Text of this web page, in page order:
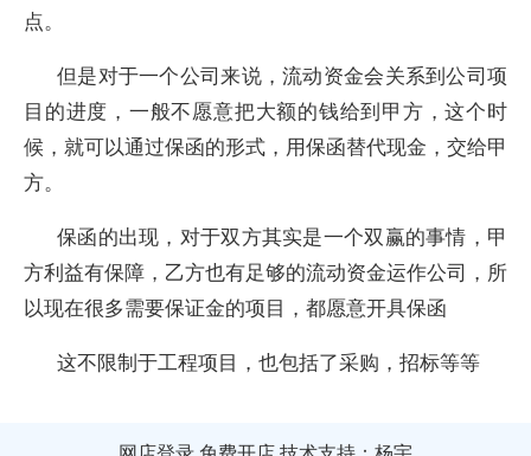
点。
但是对于一个公司来说，流动资金会关系到公司项
目的进度，一般不愿意把大额的钱给到甲方，这个时
候，就可以通过保函的形式，用保函替代现金，交给甲
方。
保函的出现，对于双方其实是一个双赢的事情，甲
方利益有保障，乙方也有足够的流动资金运作公司，所
以现在很多需要保证金的项目，都愿意开具保函
这不限制于工程项目，也包括了采购，招标等等